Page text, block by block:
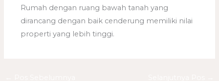
Rumah dengan ruang bawah tanah yang
dirancang dengan baik cenderung memiliki nilai
properti yang lebih tinggi.